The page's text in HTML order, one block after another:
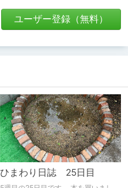
ユーザー登録（無料）
ひまわり日誌 25日目